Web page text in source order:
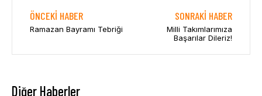
ÖNCEKI HABER
Ramazan Bayramı Tebriği
SONRAKI HABER
Milli Takımlarımıza
Başarılar Dileriz!
Diğer Haberler